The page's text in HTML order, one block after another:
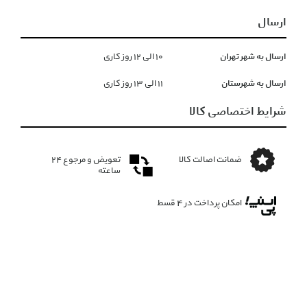
ارسال
ارسال به شهر تهران ١۰ الی ١۲ روز کاری
ارسال به شهرستان ١١ الی ١۳ روز کاری
شرایط اختصاصی کالا
ضمانت اصالت کالا
تعویض و مرجوع ۲۴
ساعته
امکان پرداخت در 4 قسط